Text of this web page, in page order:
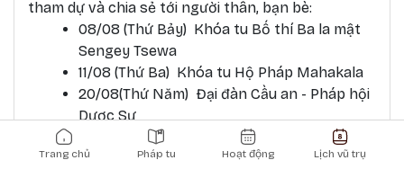
tham dự và chia sẻ tới người thân, bạn bè:
08/08 (Thứ Bảy) Khóa tu Bố thí Ba la mật
Sengey Tsewa
11/08 (Thứ Ba) Khóa tu Hộ Pháp Mahakala
20/08(Thứ Năm) Đại đàn Cầu an - Pháp hội
Dược Sư
22/08 (Thứ Bảy) Khóa tu Hộ Pháp
Mahakala
Main navigation
Trang chủ Pháp tu Hoạt động Lịch vũ trụ